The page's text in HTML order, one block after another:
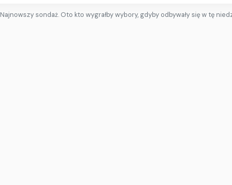
Najnowszy sondaż. Oto kto wygrałby wybory, gdyby odbywały się w tę